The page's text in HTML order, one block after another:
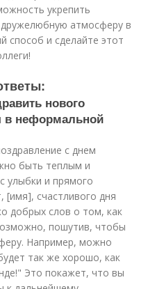
укрепить
атмосферу в
способ и сделайте этот
нового
в неформальной
с днем
быть теплым и
улыбки и прямого
счастливого дня
добрых слов о том, как
пошутив, чтобы
Например, можно
так же хорошо, как
Это покажет, что вы